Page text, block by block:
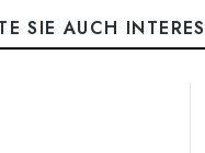
SIE AUCH